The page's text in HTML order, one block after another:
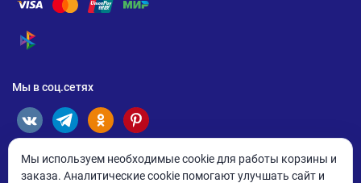
Помощь по оплате Visa
Помощь по оплате Mastercard
Помощь по оплате UnionPay
Помощь по оплате Мир
Помощь по оплате СБП
Мы в соц.сетях
Мы используем необходимые cookie для работы корзины и
заказа. Аналитические cookie помогают улучшать сайт и